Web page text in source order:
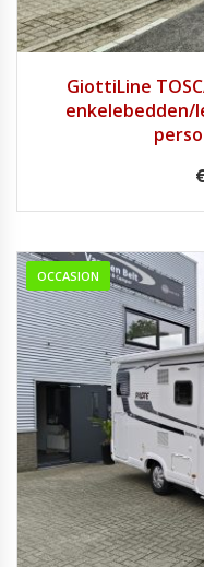
GiottiLine
enkelebedden/
OCCASION